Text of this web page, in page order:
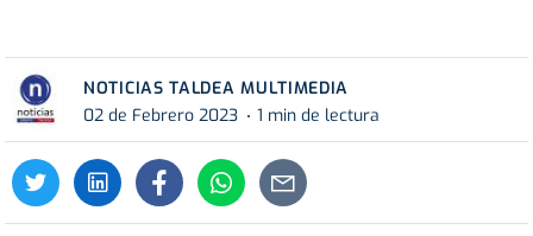
NOTICIAS TALDEA MULTIMEDIA
02 de Febrero 2023
1 min de lectura